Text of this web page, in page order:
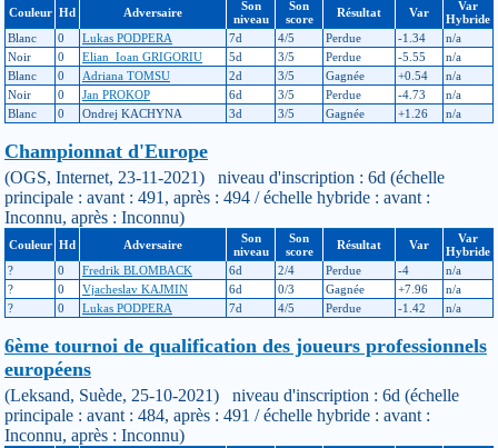
Couleur Hd Adversaire
Son
niveau
Son
score
Résultat Var
Var
Hybride
Blanc
0 Lukas PODPERA 7d 4/5 Perdue -1.34
n/a
Noir
0 Elian_Ioan GRIGORIU 5d 3/5 Perdue -5.55
n/a
Blanc
0 Adriana TOMSU 2d 3/5 Gagnée +0.54
n/a
Noir
0 Jan PROKOP 6d 3/5 Perdue -4.73
n/a
Blanc
0 Ondrej KACHYNA 3d 3/5 Gagnée +1.26 n/a
Championnat d'Europe
(OGS, Internet, 23-11-2021) niveau d'inscription : 6d (échelle
principale : avant : 491, après : 494 / échelle hybride : avant :
Inconnu, après : Inconnu)
Couleur Hd Adversaire
Son
niveau
Son
score
Résultat Var
Var
Hybride
?
0 Fredrik BLOMBACK 6d 2/4 Perdue -4
n/a
?
0 Vjacheslav KAJMIN 6d 0/3 Gagnée +7.96
n/a
?
0 Lukas PODPERA 7d 4/5 Perdue -1.42 n/a
6ème tournoi de qualification des joueurs professionnels
européens
(Leksand, Suède, 25-10-2021) niveau d'inscription : 6d (échelle
principale : avant : 484, après : 491 / échelle hybride : avant :
Inconnu, après : Inconnu)